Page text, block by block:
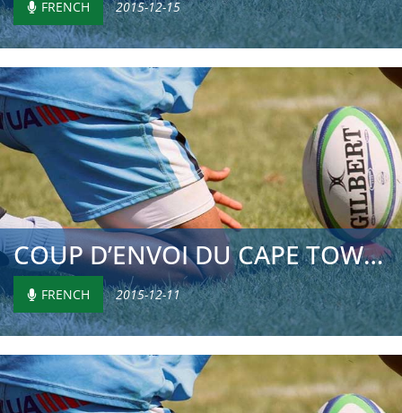
FRENCH 2015-12-15
COUP D’ENVOI DU CAPE TOWN 7S
FRENCH 2015-12-11